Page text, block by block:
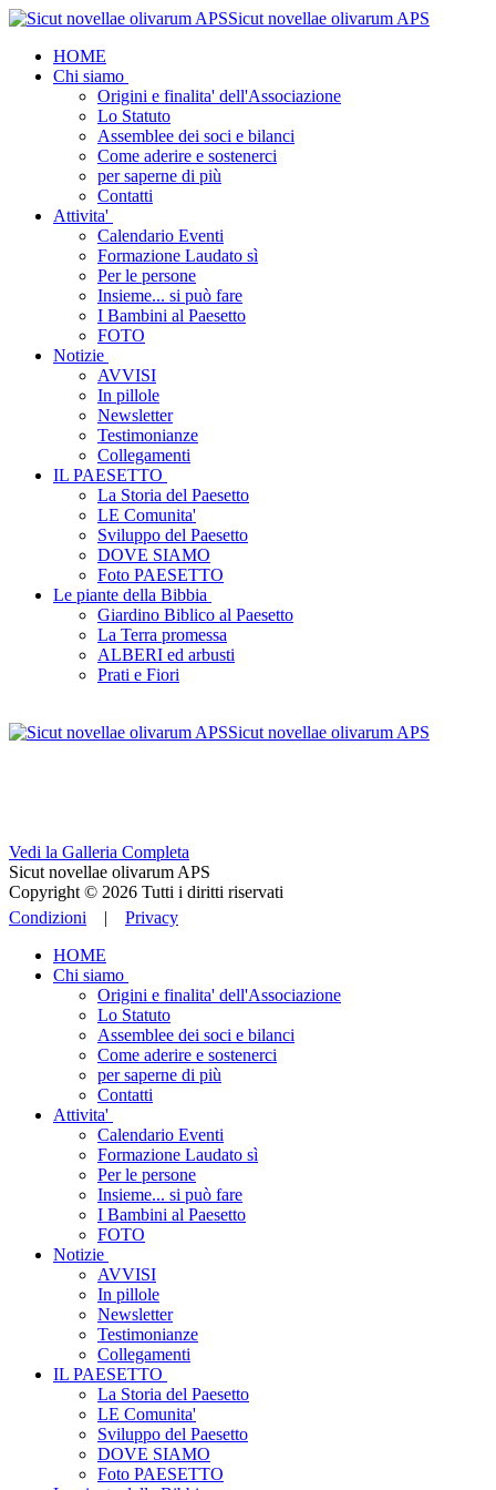
Sicut novellae olivarum APS
HOME
Chi siamo
Origini e finalita' dell'Associazione
Lo Statuto
Assemblee dei soci e bilanci
Come aderire e sostenerci
per saperne di più
Contatti
Attivita'
Calendario Eventi
Formazione Laudato sì
Per le persone
Insieme... si può fare
I Bambini al Paesetto
FOTO
Notizie
AVVISI
In pillole
Newsletter
Testimonianze
Collegamenti
IL PAESETTO
La Storia del Paesetto
LE Comunita'
Sviluppo del Paesetto
DOVE SIAMO
Foto PAESETTO
Le piante della Bibbia
Giardino Biblico al Paesetto
La Terra promessa
ALBERI ed arbusti
Prati e Fiori
Sicut novellae olivarum APS
Vedi la Galleria Completa
Sicut novellae olivarum APS
Copyright © 2026 Tutti i diritti riservati
Condizioni | Privacy
HOME
Chi siamo
Origini e finalita' dell'Associazione
Lo Statuto
Assemblee dei soci e bilanci
Come aderire e sostenerci
per saperne di più
Contatti
Attivita'
Calendario Eventi
Formazione Laudato sì
Per le persone
Insieme... si può fare
I Bambini al Paesetto
FOTO
Notizie
AVVISI
In pillole
Newsletter
Testimonianze
Collegamenti
IL PAESETTO
La Storia del Paesetto
LE Comunita'
Sviluppo del Paesetto
DOVE SIAMO
Foto PAESETTO